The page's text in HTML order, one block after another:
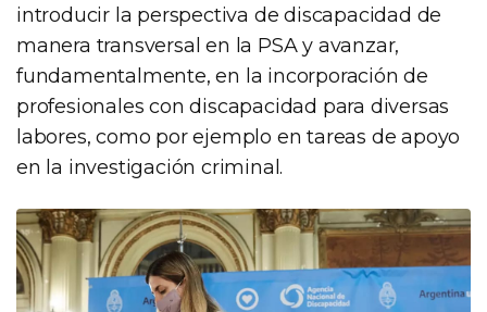
introducir la perspectiva de discapacidad de
manera transversal en la PSA y avanzar,
fundamentalmente, en la incorporación de
profesionales con discapacidad para diversas
labores, como por ejemplo en tareas de apoyo
en la investigación criminal.